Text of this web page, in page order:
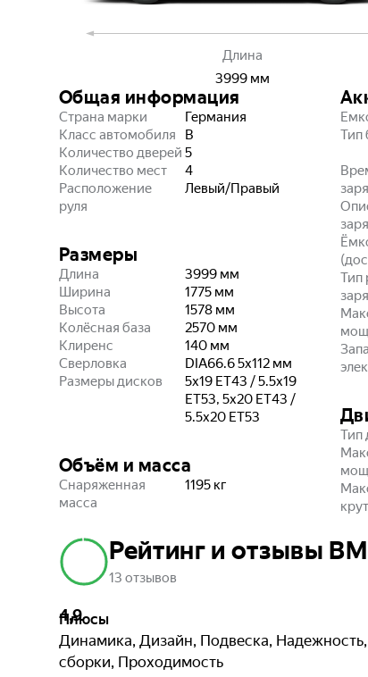
Длина
3999 мм
Общая информация
Страна марки
Германия
Класс автомобиля
B
Количество дверей 5
Количество мест
4
Расположение
руля
Левый/Правый
Размеры
Длина 3999 мм
Ширина
1775 мм
Высота
1578 мм
Колёсная база
2570 мм
Клиренс
140 мм
Сверловка
DIA66.6 5x112 мм
Размеры дисков
5x19 ET43 / 5.5x19
ET53, 5x20 ET43 /
5.5x20 ET53
Объём и масса
Снаряженная
масса
1195 кг
Тип
Тип
Тип
4,9
Рейтинг и отзывы
13 отзывов
Плюсы
Динамика, Дизайн, Подвеска,
сборки, Проходимость